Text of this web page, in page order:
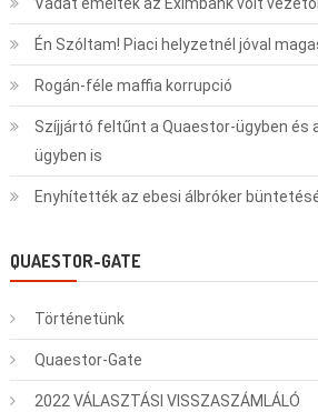
Vádat emeltek az Eximbank volt
Én Szóltam! Piaci helyzetnél jóval
Rogán-féle maffia korrupció
Szíjjártó feltűnt a Quaestor-ügyben és
ügyben is
Enyhítették az ebesi álbróker
QUAESTOR-GATE
Történetünk
Quaestor-Gate
2022 VÁLASZTÁSI VISSZASZÁMLÁLÓ